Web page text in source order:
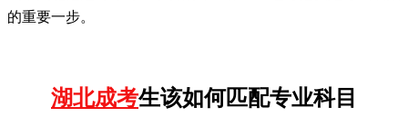
的重要一步。
湖北成考生该如何匹配专业科目